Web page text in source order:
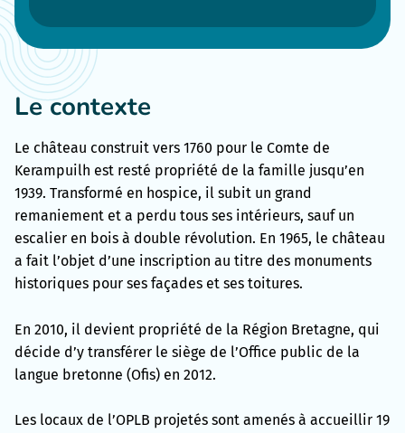
Le contexte
Le château construit vers 1760 pour le Comte de
Kerampuilh est resté propriété de la famille jusqu’en
1939. Transformé en hospice, il subit un grand
remaniement et a perdu tous ses intérieurs, sauf un
escalier en bois à double révolution. En 1965, le château
a fait l’objet d’une inscription au titre des monuments
historiques pour ses façades et ses toitures.
En 2010, il devient propriété de la Région Bretagne, qui
décide d’y transférer le siège de l’Office public de la
langue bretonne (Ofis) en 2012.
Les locaux de l’OPLB projetés sont amenés à accueillir 19